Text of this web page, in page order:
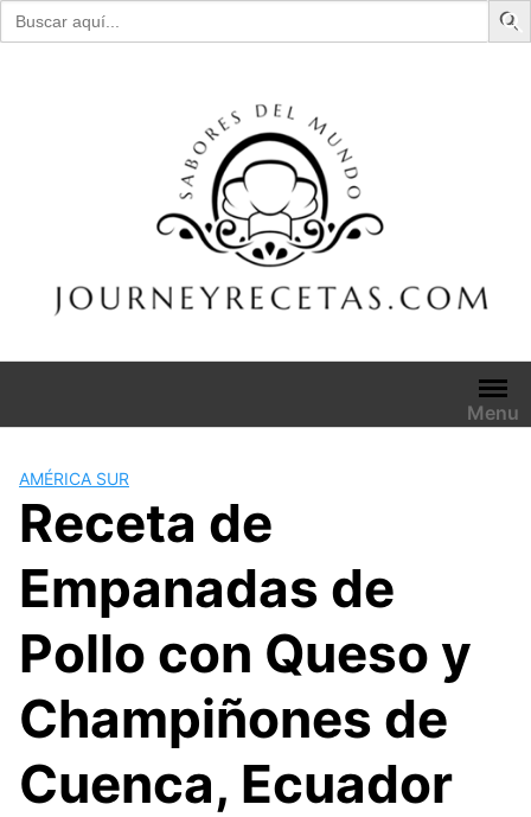
Buscar:
Menu
AMÉRICA SUR
Receta de
Empanadas de
Pollo con Queso y
Champiñones de
Cuenca, Ecuador